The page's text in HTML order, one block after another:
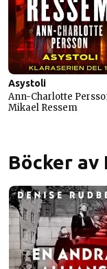
Asystoli
Ann-Charlotte
Mikael Ressem
Böcker av